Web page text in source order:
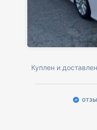
Куплен и